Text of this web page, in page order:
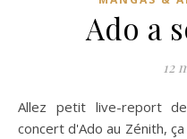
Ado a
12
Allez petit live-report des familles car j'ai assisté au
concert d'Ado au Zénith,